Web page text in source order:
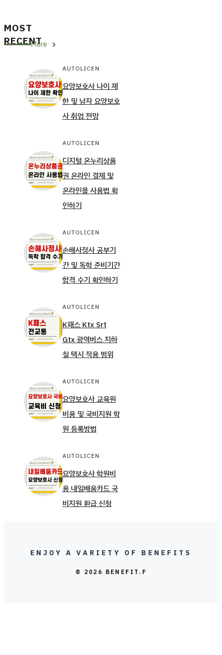
MOST
RECENT
More
AUTOLICEN
요양보호사 나이 제
한 및 남자 요양보호
사 취업 전망
AUTOLICEN
디지털 온누리상품
권 온라인 결제 및
온라인몰 사용법 확
인하기
AUTOLICEN
손해사정사 공부기
간 및 독학 준비기간
합격 수기 확인하기
AUTOLICEN
K패스 Ktx Srt
Gtx 광역버스 지하
철 택시 적용 범위
AUTOLICEN
요양보호사 교육원
비용 및 국비지원 학
원 등록방법
AUTOLICEN
요양보호사 학원비
용 내일배움카드 국
비지원 환급 신청
ENJOY A VARIETY OF BENEFITS
© 2026 BENEFIT.F